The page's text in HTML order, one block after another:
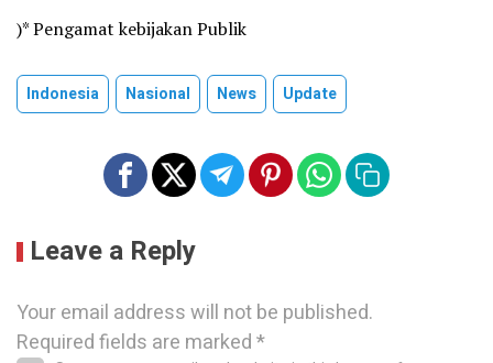
)* Pengamat kebijakan Publik
Indonesia Nasional News Update
Leave a Reply
Your email address will not be published.
Required fields are marked*